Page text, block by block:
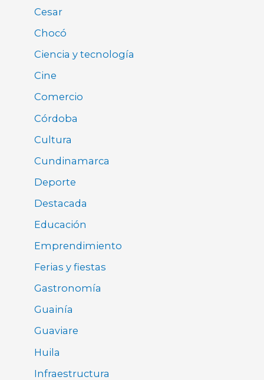
Cesar
Chocó
Ciencia y tecnología
Cine
Comercio
Córdoba
Cultura
Cundinamarca
Deporte
Destacada
Educación
Emprendimiento
Ferias y fiestas
Gastronomía
Guainía
Guaviare
Huila
Infraestructura